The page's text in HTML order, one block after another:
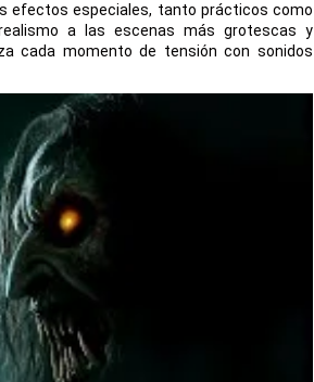
efectos especiales, tanto prácticos como
a las escenas más grotescas y
cada momento de tensión con sonidos